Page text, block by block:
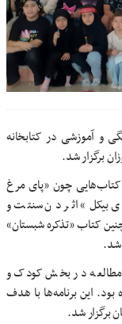
و آموزشی در کتابخانه
برگزار شد.
چون «پای مرغ
بیکل» اثر دن سنتت و
کتاب «تذکره شبستان»
شد.
مطالعه در بخش کودک و
بود. این برنامه‌ها با هدف
برگزار شد.